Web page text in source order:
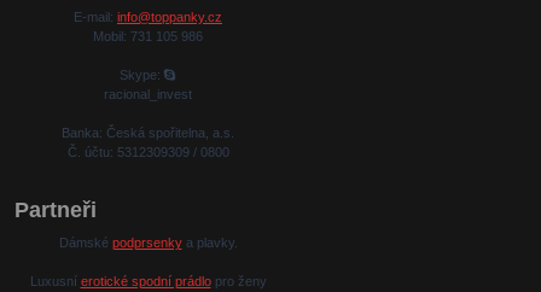
E-mail: info@toppanky.cz
Mobil: 731 105 986
Skype:
racional_invest
Banka: Česká spořitelna, a.s.
Č. účtu: 5312309309 / 0800
Partneři
Dámské podprsenkya plavky.
Luxusní erotické spodní prádlopro ženy